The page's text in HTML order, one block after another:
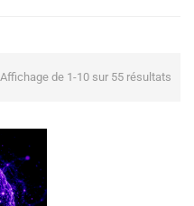
Affichage de 1-10 sur 55 résultats